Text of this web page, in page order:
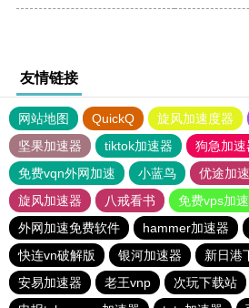
友情链接
网站地图 QuickQ 旋风加速度器
坚果加速器
tiktok加速器
狗急加速
免费vqn外网加速
小蓝鸟 优途加
旋风加速器
八戒看书
免费vps加
外网加速免费软件
hammer加速器
快连vn破解版
银河加速器 新日港
安易加速器
老王vnp 次玩下载站